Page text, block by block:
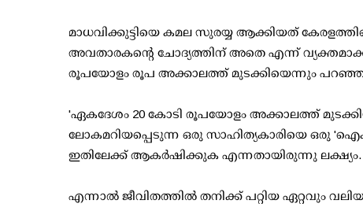
മാധവിക്കുട്ടിയെ കമല സുരയ്യ ആക്കിയത്
അവതാരകന്റെ ചോദ്യത്തിന് അതെ എന്ന്
രൂപയോളം രൂപ അക്കാലത്ത് മുടക്കിയെന്നും
'ഏകദേശം 20 കോടി രൂപയോളം അക്കാലത്ത്
ലോകമറിയപ്പെടുന്ന ഒരു സാഹിത്യകാരിയെ ഒരു
ഇതിലേക്ക് ആകര്‍ഷിക്കുക എന്നതായിരുന്നു ലക്ഷ്യം.
എന്നാല്‍ ജീവിതത്തില്‍ തനിക്ക് പറ്റിയ ഏറ്റവും